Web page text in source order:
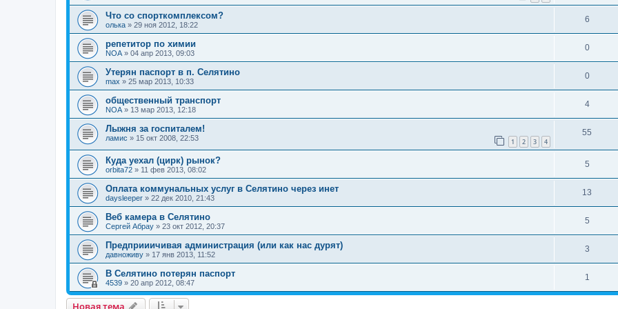
Что со спорткомплексом?
олька » 29 ноя 2012, 18:22
6
репетитор по химии
NOA » 04 апр 2013, 09:03
0
Утерян паспорт в п. Селятино
max » 25 мар 2013, 10:33
0
общественный транспорт
NOA » 13 мар 2013, 12:18
4
Лыжня за госпиталем!
ламис » 15 окт 2008, 22:53 1 2 3 4
55
Куда уехал (цирк) рынок?
orbita72 » 11 фев 2013, 08:02
5
Оплата коммунальных услуг в Селятино через инет
daysleeper » 22 дек 2010, 21:43
13
Веб камера в Селятино
Сергей Абрау » 23 окт 2012, 20:37
5
Предприиичивая администрация (или как нас дурят)
давноживу » 17 янв 2013, 11:52
3
В Селятино потерян паспорт
4539 » 20 апр 2012, 08:47
1